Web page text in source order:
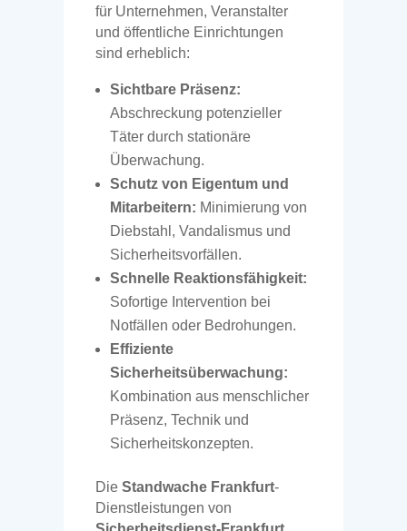
für Unternehmen, Veranstalter
und öffentliche Einrichtungen
sind erheblich:
Sichtbare Präsenz:
Abschreckung potenzieller
Täter durch stationäre
Überwachung.
Schutz von Eigentum und
Mitarbeitern: Minimierung von
Diebstahl, Vandalismus und
Sicherheitsvorfällen.
Schnelle Reaktionsfähigkeit:
Sofortige Intervention bei
Notfällen oder Bedrohungen.
Effiziente
Sicherheitsüberwachung:
Kombination aus menschlicher
Präsenz, Technik und
Sicherheitskonzepten.
Die Standwache Frankfurt-
Dienstleistungen von